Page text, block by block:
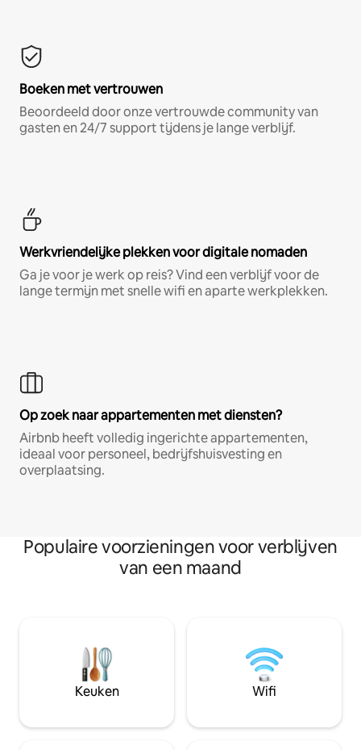
Boeken met vertrouwen
Beoordeeld door onze vertrouwde community van
gasten en 24/7 support tijdens je lange verblijf.
Werkvriendelijke plekken voor digitale nomaden
Ga je voor je werk op reis? Vind een verblijf voor de
lange termijn met snelle wifi en aparte werkplekken.
Op zoek naar appartementen met diensten?
Airbnb heeft volledig ingerichte appartementen,
ideaal voor personeel, bedrijfshuisvesting en
overplaatsing.
Populaire voorzieningen voor verblijven
van een maand
Keuken Wifi